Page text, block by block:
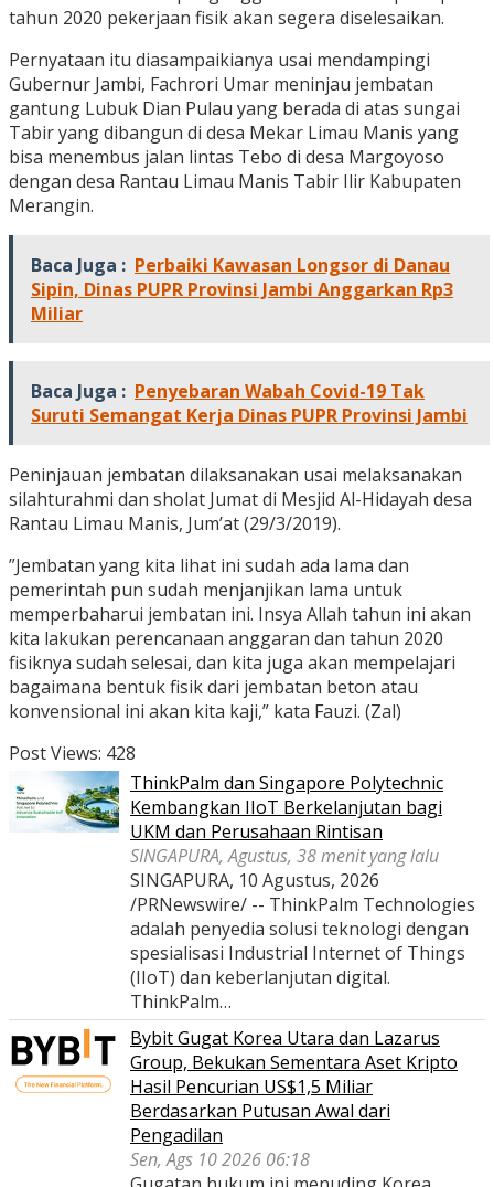
tahun 2020 pekerjaan fisik akan segera diselesaikan.
Pernyataan itu diasampaikianya usai mendampingi
Gubernur Jambi, Fachrori Umar meninjau jembatan
gantung Lubuk Dian Pulau yang berada di atas sungai
Tabir yang dibangun di desa Mekar Limau Manis yang
bisa menembus jalan lintas Tebo di desa Margoyoso
dengan desa Rantau Limau Manis Tabir Ilir Kabupaten
Merangin.
Baca Juga : Perbaiki Kawasan Longsor di Danau
Sipin, Dinas PUPR Provinsi Jambi Anggarkan Rp3
Miliar
Baca Juga : Penyebaran Wabah Covid-19 Tak
Suruti Semangat Kerja Dinas PUPR Provinsi Jambi
Peninjauan jembatan dilaksanakan usai melaksanakan
silahturahmi dan sholat Jumat di Mesjid Al-Hidayah desa
Rantau Limau Manis, Jum’at (29/3/2019).
”Jembatan yang kita lihat ini sudah ada lama dan
pemerintah pun sudah menjanjikan lama untuk
memperbaharui jembatan ini. Insya Allah tahun ini akan
kita lakukan perencanaan anggaran dan tahun 2020
fisiknya sudah selesai, dan kita juga akan mempelajari
bagaimana bentuk fisik dari jembatan beton atau
konvensional ini akan kita kaji,” kata Fauzi. (Zal)
Post Views: 428
ThinkPalm dan Singapore Polytechnic
Kembangkan IIoT Berkelanjutan bagi
UKM dan Perusahaan Rintisan
SINGAPURA, Agustus, 38 menit yang lalu
SINGAPURA, 10 Agustus, 2026
/PRNewswire/ -- ThinkPalm Technologies
adalah penyedia solusi teknologi dengan
spesialisasi Industrial Internet of Things
(IIoT) dan keberlanjutan digital.
ThinkPalm…
Bybit Gugat Korea Utara dan Lazarus
Group, Bekukan Sementara Aset Kripto
Hasil Pencurian US$1,5 Miliar
Berdasarkan Putusan Awal dari
Pengadilan
Sen, Ags 10 2026 06:18